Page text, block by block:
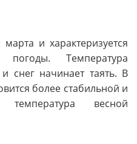
и характеризуется
Температура
снег начинает таять. В
более стабильной и
весной